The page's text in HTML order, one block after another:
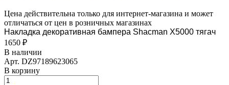
Цена действительна только для интернет-магазина и может
отличаться от цен в розничных магазинах
Накладка декоративная бампера Shacman Х5000 тягач
1650 ₽
В наличии
Арт. DZ97189623065
В корзину